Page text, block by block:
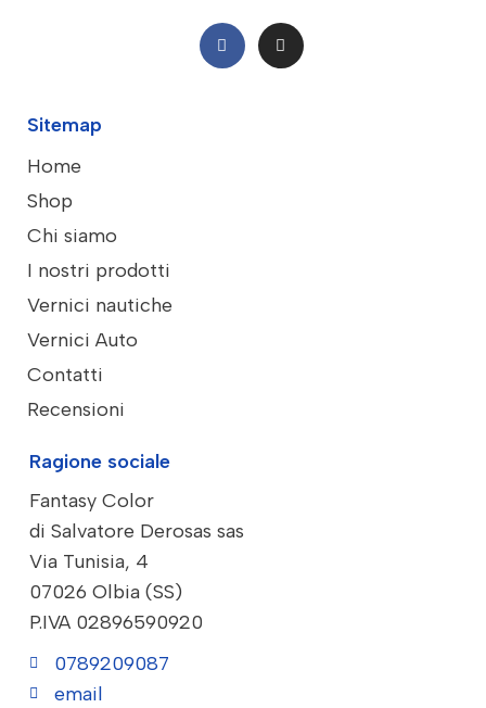
Sitemap
Home
Shop
Chi siamo
I nostri prodotti
Vernici nautiche
Vernici Auto
Contatti
Recensioni
Ragione sociale
Fantasy Color
di Salvatore Derosas sas
Via Tunisia, 4
07026 Olbia (SS)
P.IVA 02896590920
0789209087
email